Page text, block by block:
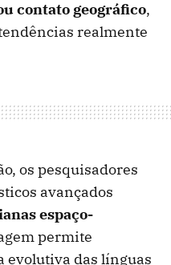
contato geográfico,
realmente
os pesquisadores
avançados
espaço-
permite
evolutiva das línguas